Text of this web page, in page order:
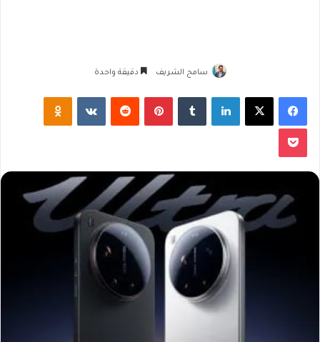
سامح الشريف دقيقة واحدة
فيسبوك لينكدإن بينتيريست